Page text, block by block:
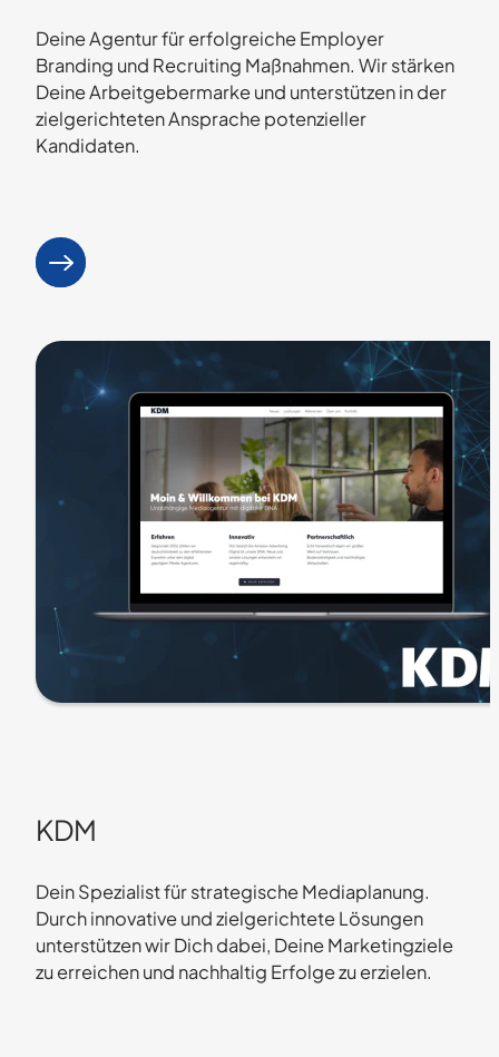
Deine Agentur für erfolgreiche Employer
Branding und Recruiting Maßnahmen. Wir stärken
Deine Arbeitgebermarke und unterstützen in der
zielgerichteten Ansprache potenzieller
Kandidaten.
Mehr erfahren
: Camino
KDM
Dein Spezialist für strategische Mediaplanung.
Durch innovative und zielgerichtete Lösungen
unterstützen wir Dich dabei, Deine Marketingziele
zu erreichen und nachhaltig Erfolge zu erzielen.